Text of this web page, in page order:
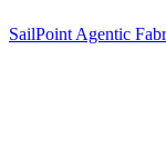
SailPoint Agentic